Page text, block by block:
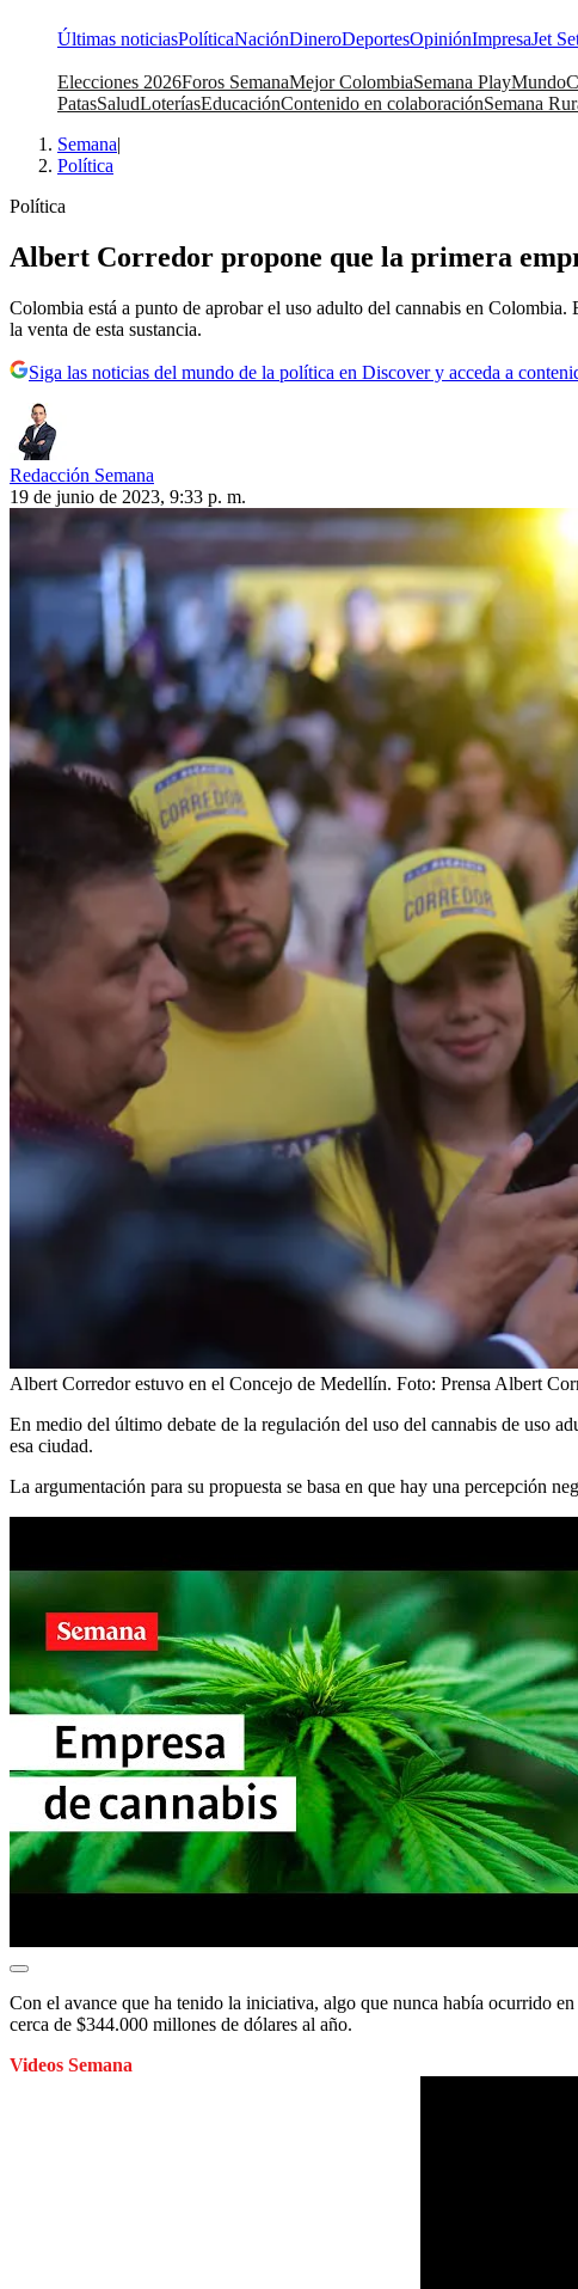
Últimas noticiasPolíticaNaciónDineroDeportesOpiniónImpresaJet
Elecciones 2026Foros SemanaMejor ColombiaSemana PlayMundo
PatasSaludLoteríasEducaciónContenido en colaboraciónSemana
Semana|
Política
Política
Albert Corredor propone que la primera
Colombia está a punto de aprobar el uso adulto del cannabis en
la venta de esta sustancia.
Siga las noticias del mundo de la política en Discover y acceda a
Redacción Semana
19 de junio de 2023, 9:33 p. m.
Albert Corredor estuvo en el Concejo de Medellín. Foto: Prensa Albert
En medio del último debate de la regulación del uso del cannabis de uso
esa ciudad.
La argumentación para su propuesta se basa en que hay una percepción
Con el avance que ha tenido la iniciativa, algo que nunca había ocurrido
cerca de $344.000 millones de dólares al año.
Videos Semana